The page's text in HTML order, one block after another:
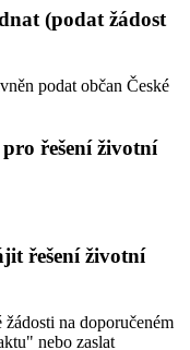
(podat žádost
podat občan České
řešení životní
řešení životní
na doporučeném
nebo zaslat